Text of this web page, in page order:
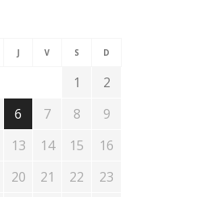
J V S D
1
2
6 7 8
9
13 14 15
16
20 21 22
23